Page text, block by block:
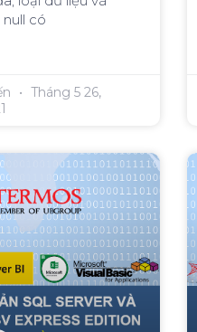
null có
Tháng 5 26,